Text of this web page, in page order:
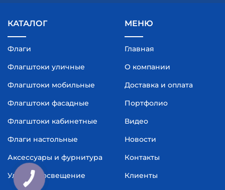
КАТАЛОГ
Флаги
Флагштоки уличные
Флагштоки мобильные
Флагштоки фасадные
Флагштоки кабинетные
Флаги настольные
Аксессуары и фурнитура
Уличное освещение
МЕНЮ
Главная
О компании
Доставка и оплата
Портфолио
Видео
Новости
Контакты
Клиенты